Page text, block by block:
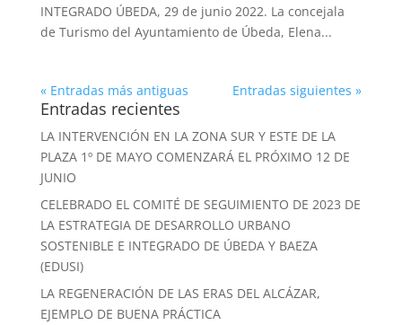
INTEGRADO ÚBEDA, 29 de junio 2022. La concejala
de Turismo del Ayuntamiento de Úbeda, Elena...
« Entradas más antiguas Entradas siguientes »
Entradas recientes
LA INTERVENCIÓN EN LA ZONA SUR Y ESTE DE LA
PLAZA 1º DE MAYO COMENZARÁ EL PRÓXIMO 12 DE
JUNIO
CELEBRADO EL COMITÉ DE SEGUIMIENTO DE 2023 DE
LA ESTRATEGIA DE DESARROLLO URBANO
SOSTENIBLE E INTEGRADO DE ÚBEDA Y BAEZA
(EDUSI)
LA REGENERACIÓN DE LAS ERAS DEL ALCÁZAR,
EJEMPLO DE BUENA PRÁCTICA